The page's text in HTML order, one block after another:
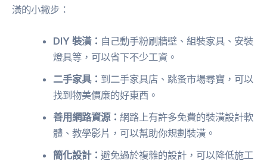
潢的小撇步：
DIY 裝潢： 自己動手粉刷牆壁、組裝家具、安裝
燈具等，可以省下不少工資。
二手家具： 到二手家具店、跳蚤市場尋寶，可以
找到物美價廉的好東西。
善用網路資源：網路上有許多免費的裝潢設計軟
體、教學影片，可以幫助你規劃裝潢。
簡化設計：避免過於複雜的設計，可以降低施工